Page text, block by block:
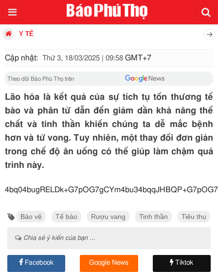
Y TẾ
Cập nhật: Thứ 3, 18/03/2025 | 09:58 GMT+7
Theo dõi Báo Phú Thọ trên
Lão hóa là kết quả của sự tích tụ tổn thương tế
bào và phân tử dẫn đến giảm dần khả năng thể
chất và tinh thần khiến chúng ta dễ mắc bệnh
hơn và tử vong. Tuy nhiên, một thay đổi đơn giản
trong chế độ ăn uống có thể giúp làm chậm quá
trình này.
Bảo vệ Tế bào Rượu vang Tinh thần Tiêu thụ
Chia sẻ ý kiến của bạn ...
Facebook Google News Tiktok